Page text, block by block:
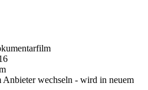
wechseln - wird in neuem